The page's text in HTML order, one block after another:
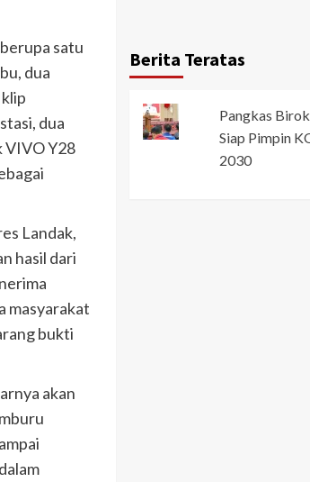
satu
dua
dua
VIVO Y28
Landak,
hasil dari
masyarakat
bukti
akan
Berita Teratas
Pangkas
Siap Pimpin
2030